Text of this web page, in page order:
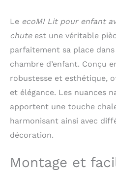
de
Le
Le ecoMI Lit pour enfant
chuteest une véritable
parfaitement sa place
chambre d’enfant. Conçu
robustesse et esthétique,
et élégance. Les nuances
apportent une touche
harmonisant ainsi avec
décoration.
Montage et